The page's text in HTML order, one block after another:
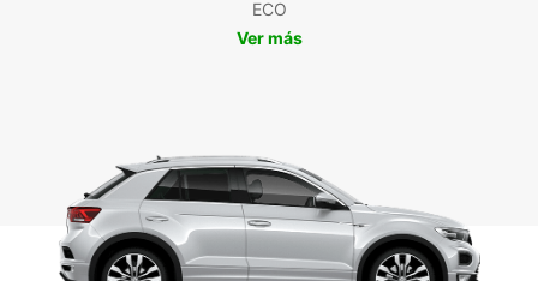
ECO
Ver más